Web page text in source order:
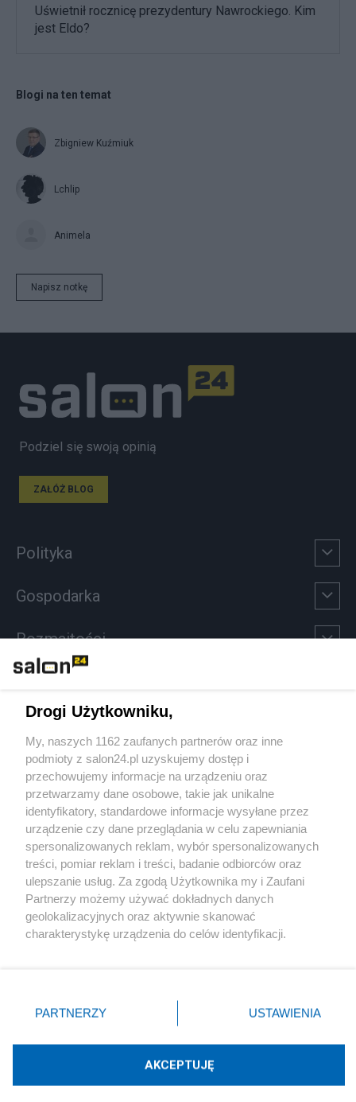
Uświetnił rocznicę prezydentury Nawrockiego. Kim
jest Eldo?
Blogi na ten temat
Zbigniew Kuźmiuk
Lchlip
Animela
Napisz notkę
Podziel się swoją opinią
ZAŁÓŻ BLOG
Polityka
Gospodarka
Rozmaitości
Sport
Społeczeństwo
Kultura
X Facebook Instagram Youtube
Technologię dostarcza:W3media.pl
Drogi Użytkowniku,
My, naszych 1162 zaufanych partnerów oraz inne
podmioty z salon24.pl uzyskujemy dostęp i
przechowujemy informacje na urządzeniu oraz
przetwarzamy dane osobowe, takie jak unikalne
identyfikatory, standardowe informacje wysyłane przez
urządzenie czy dane przeglądania w celu zapewniania
spersonalizowanych reklam, wybór spersonalizowanych
treści, pomiar reklam i treści, badanie odbiorców oraz
ulepszanie usług. Za zgodą Użytkownika my i Zaufani
Partnerzy możemy używać dokładnych danych
geolokalizacyjnych oraz aktywnie skanować
charakterystykę urządzenia do celów identyfikacji.
zmienić/wycofać klikając przycisk ustawień prywatności
znajdujący się w lewym dolnym rogu strony
rodzaje przetwarzania danych nie wymagają zgody
użytkownika, ale masz prawo sprzeciwić się takiemu
przetwarzaniu. Preferencje będą miały zastosowania tylko
PARTNERZY USTAWIENIA
AKCEPTUJĘ